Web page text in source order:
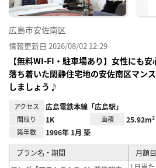
広島市安佐南区
情報更新日 2026/08/02 12:29
【無料WI-FI・駐車場あり】女性にも
落ち着いた閑静住宅地の安佐南区マン
しましょう♪
アクセス 広島電鉄本線「広島駅」
間取り 1K 面積 25.92m²
築年数 1996年 1月 築
プラン名・期間
月額